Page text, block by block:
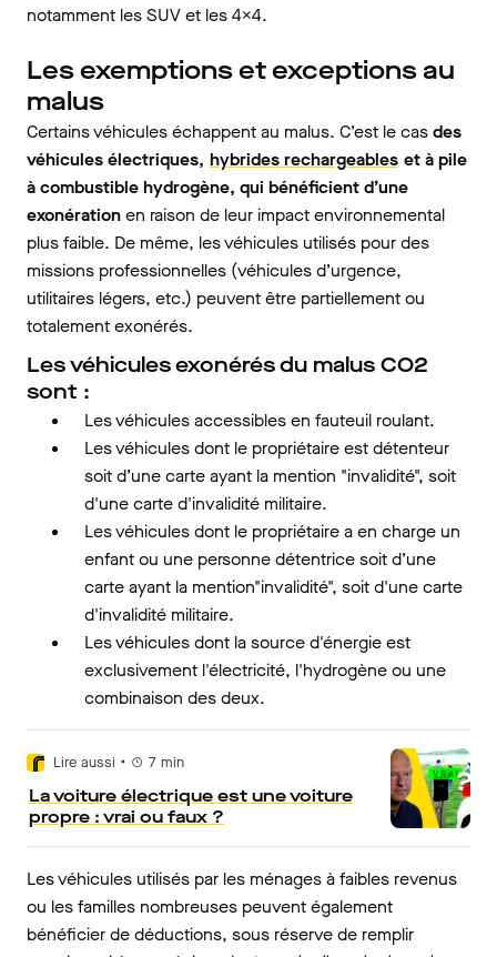
notamment les SUV et les 4x4.
Les exemptions et exceptions au
malus
Certains véhicules échappent au malus. C’est le casdes
véhicules électriques, hybrides rechargeables et à pile
à combustible hydrogène, qui bénéficient d’une
exonérationen raison de leur impact environnemental
plus faible. De même, les véhicules utilisés pour des
missions professionnelles (véhicules d’urgence,
utilitaires légers, etc.) peuvent être partiellement ou
totalement exonérés.
Les véhicules exonérés du malus CO2
sont :
Les véhicules accessibles en fauteuil roulant.
Les véhicules dont le propriétaire est détenteur
soit d’une carte ayant la mention "invalidité", soit
d'une carte d'invalidité militaire.
Les véhicules dont le propriétaire a en charge un
enfant ou une personne détentrice soit d’une
carte ayant la mention"invalidité", soit d'une carte
d'invalidité militaire.
Les véhicules dont la source d'énergie est
exclusivement l'électricité, l'hydrogène ou une
combinaison des deux.
Lire aussi • 7 min
La voiture électrique est une voiture
propre : vrai ou faux ?
Les véhicules utilisés par les ménages à faibles revenus
ou les familles nombreuses peuvent également
bénéficier de déductions, sous réserve de remplir